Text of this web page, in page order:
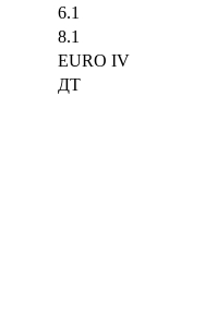
6.1
8.1
EURO IV
ДТ